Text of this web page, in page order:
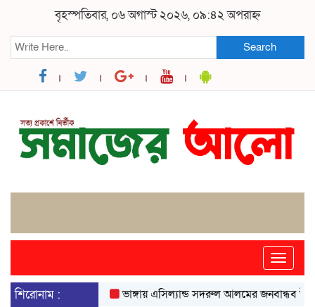
বৃহস্পতিবার, ০৬ অগাস্ট ২০২৬, ০৯:৪২ অপরাহ্ন
Search
Toggle
শিরোনাম :
ভাঙ্গায় এসিল্যান্ড সদরুল আলমের জনবান্ধব উদ্যোগে